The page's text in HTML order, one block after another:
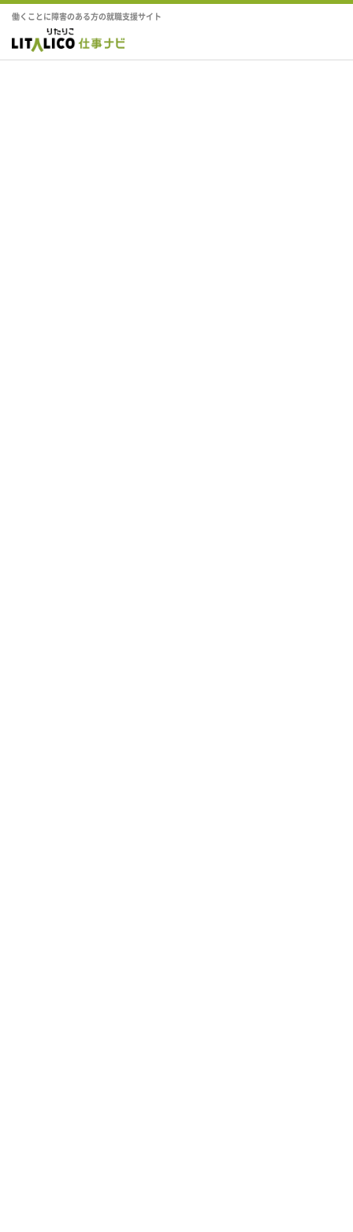
働くことに障害のある方の就職支援サイト